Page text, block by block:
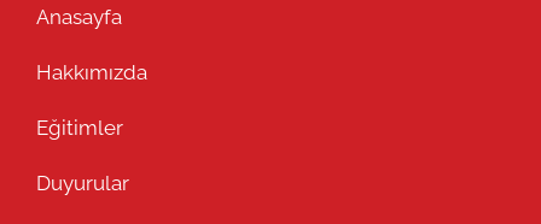
Anasayfa
Hakkımızda
Eğitimler
Duyurular